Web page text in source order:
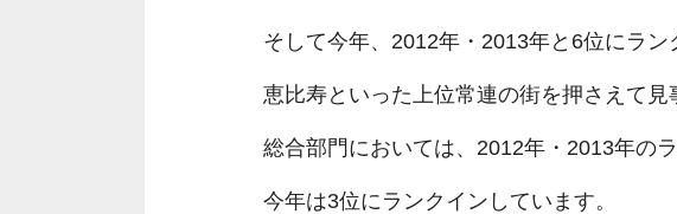
そして今年、2012年・2013年と6位にラ
恵比寿といった上位常連の街を押さえて
総合部門においては、2012年・2013年の
今年は3位にランクインしています。